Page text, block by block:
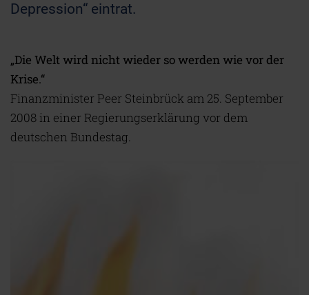
Depression“ eintrat.
„Die Welt wird nicht wieder so werden wie vor der
Krise.“
Finanzminister Peer Steinbrück am 25. September
2008 in einer Regierungserklärung vor dem
deutschen Bundestag.